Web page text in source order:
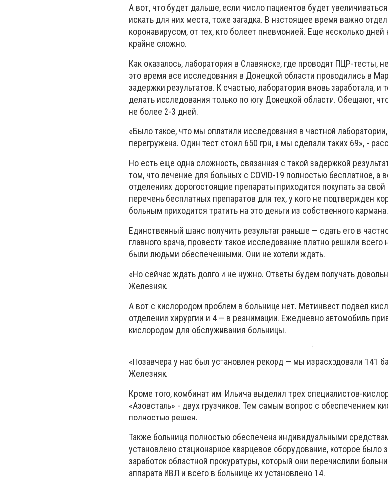
А вот, что будет дальше, если число пациентов будет
искать для них места, тоже загадка. В настоящее время важно
коронавирусом, от тех, кто болеет пневмонией. Еще несколько дней
крайне сложно.
Как оказалось, лаборатория в Славянске, где проводят ПЦР-тесты,
это время все исследования в Донецкой области проводились в
задержки результатов. К счастью, лаборатория вновь заработала, и
делать исследования только по югу Донецкой области. Обещают,
не более 2-3 дней.
«Было такое, что мы оплатили исследования в частной
перегружена. Один тест стоил 650 грн, а мы сделали таких 69», -
Но есть еще одна сложность, связанная с такой задержкой
том, что лечение для больных с СOVID-19 полностью бесплатное, а
отделениях дорогостоящие препараты приходится покупать за
перечень бесплатных препаратов для тех, у кого не подтвержден
больным приходится тратить на это деньги из собственного кармана.
Единственный шанс получить результат раньше — сдать его в
главного врача, провести такое исследование платно решили всего
были людьми обеспеченными. Они не хотели ждать.
«Но сейчас ждать долго и не нужно. Ответы будем получать
Железняк.
А вот с кислородом проблем в больнице нет. Метинвест подвел
отделении хирургии и 4 — в реанимации. Ежедневно автомобиль
кислородом для обслуживания больницы.
«Позавчера у нас был установлен рекорд — мы израсходовали 141
Железняк.
Кроме того, комбинат им. Ильича выделил трех специалистов-
«Азовсталь» - двух грузчиков. Тем самым вопрос с обеспечением
полностью решен.
Также больница полностью обеспечена индивидуальными
установлено стационарное кварцевое оборудование, которое было
заработок областной прокуратуры, который они перечислили
аппарата ИВЛ и всего в больнице их установлено 14.